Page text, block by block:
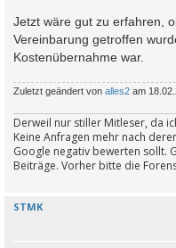
Jetzt wäre gut zu erfahren,
Vereinbarung getroffen
Kostenübernahme war.
Zuletzt geändert von alles2 am
Derweil nur stiller Mitleser, da
Keine Anfragen mehr nach
Google negativ bewerten sollt.
Beiträge. Vorher bitte die
STMK